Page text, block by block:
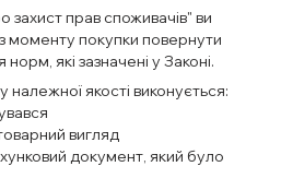
захист прав споживачів" ви
моменту покупки повернути
які зазначені у Законі.
якості виконується:
вигляд
документ, який було